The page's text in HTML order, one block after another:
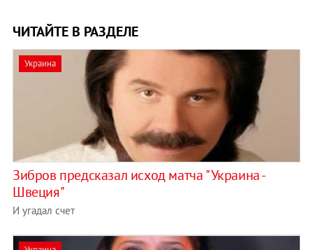
ЧИТАЙТЕ В РАЗДЕЛЕ
Украина
Зибров предсказал исход матча "Украина -
Швеция"
И угадал счет